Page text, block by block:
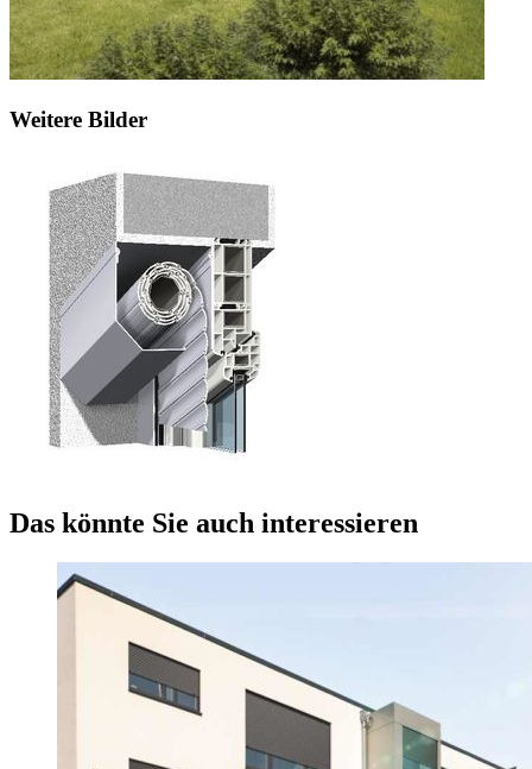
Weitere Bilder
Das könnte Sie auch interessieren